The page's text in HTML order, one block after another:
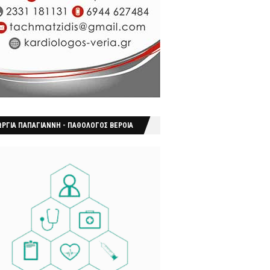
ΠΑΠΑΓΙΑΝΝΗ - ΠΑΘΟΛΟΓΟΣ ΒΕΡΟΙΑ